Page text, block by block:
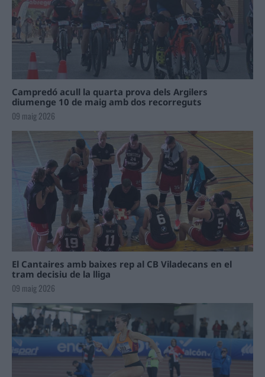
Campredó acull la quarta prova dels Argilers
diumenge 10 de maig amb dos recorreguts
09 maig 2026
El Cantaires amb baixes rep al CB Viladecans en el
tram decisiu de la lliga
09 maig 2026